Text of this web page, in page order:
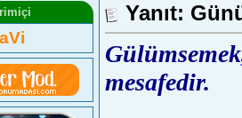
Yanıt:
mesafedir.